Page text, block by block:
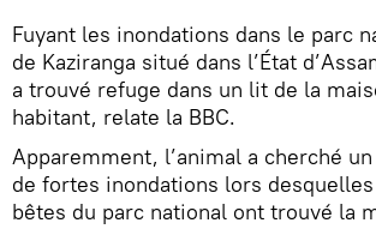
Fuyant les inondations dans le parc
de Kaziranga situé dans l’État
a trouvé refuge dans un lit de la
habitant, relate la BBC.
Apparemment, l’animal a cherché
de fortes inondations lors
bêtes du parc national ont trouvé la